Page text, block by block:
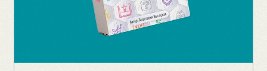
Статья по итогам радио-эфира
"Игры в коучинге и тренерстве"